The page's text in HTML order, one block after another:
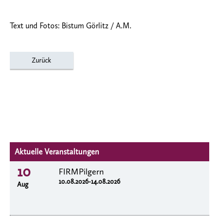
Text und Fotos: Bistum Görlitz / A.M.
Zurück
Aktuelle Veranstaltungen
10
Aug
FIRMPilgern
10.08.2026-14.08.2026